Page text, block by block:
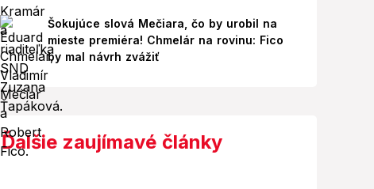
Šokujúce slová Mečiara, čo by urobil na
mieste premiéra! Chmelár na rovinu: Fico
by mal návrh zvážiť
Ďalšie zaujímavé články